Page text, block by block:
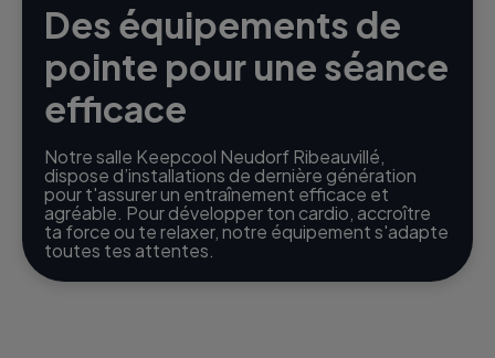
Des équipements de
pointe pour une séance
efficace
Notre salle Keepcool Neudorf Ribeauvillé,
dispose d’installations de dernière génération
pour t'assurer un entraînement efficace et
agréable. Pour développer ton cardio, accroître
ta force ou te relaxer, notre équipement s'adapte
toutes tes attentes.